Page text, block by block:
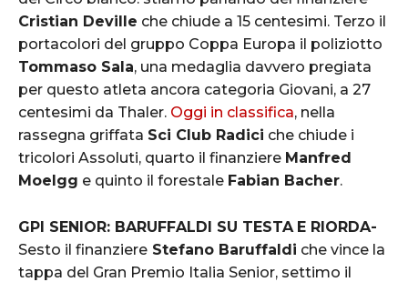
Cristian Deville che chiude a 15 centesimi. Terzo il
portacolori del gruppo Coppa Europa il poliziotto
Tommaso Sala, una medaglia davvero pregiata
per questo atleta ancora categoria Giovani, a 27
centesimi da Thaler. Oggi in classifica, nella
rassegna griffata Sci Club Radici che chiude i
tricolori Assoluti, quarto il finanziere Manfred
Moelgg e quinto il forestale Fabian Bacher.
GPI SENIOR: BARUFFALDI SU TESTA E RIORDA-
Sesto il finanziere Stefano Baruffaldi che vince la
tappa del Gran Premio Italia Senior, settimo il